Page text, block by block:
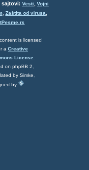
sajtovi: Vesti, Vojni
, Zaštita od virusa,
is licensed
a Creative
License
on phpBB 2,
by Simke,
by